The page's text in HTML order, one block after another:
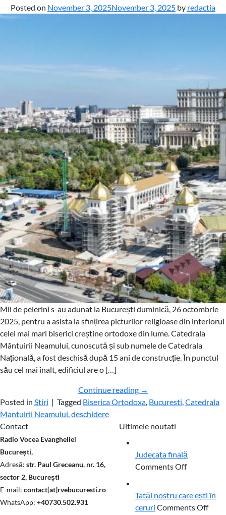
Posted on November 3, 2025November 3, 2025 by redactia
Mii de pelerini s-au adunat la București duminică, 26 octombrie
2025, pentru a asista la sfințirea picturilor religioase din interiorul
celei mai mari biserici creștine ortodoxe din lume. Catedrala
Mântuirii Neamului, cunoscută și sub numele de Catedrala
Națională, a fost deschisă după 15 ani de construcție. În punctul
său cel mai înalt, edificiul are o […]
Continue reading →
Posted in Stiri | Tagged Biserica Ortodoxa, Bucuresti,Catedrala
Mantuirii Neamului,deschidere
Contact
Radio Vocea Evangheliei
București,
Adresă: str. Paul Greceanu, nr. 16,
sector 2, București
E-mail: contact[at]rvebucuresti.ro
WhatsApp: +40730.502.931
Ultimele noutati
Judecata finală
Comments Offon
Tatăl nostru care ești în
ceruri Comments Offon